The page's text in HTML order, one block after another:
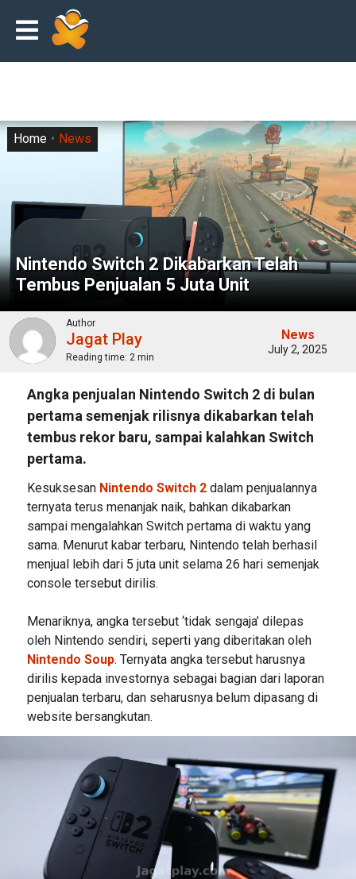
Nintendo Switch 2 Dikabarkan Telah
Tembus Penjualan 5 Juta Unit
Home News
Author
Jagat Play
Reading time: 2 min
News
July 2, 2025
Angka penjualan Nintendo Switch 2 di bulan
pertama semenjak rilisnya dikabarkan telah
tembus rekor baru, sampai kalahkan Switch
pertama.
Kesuksesan Nintendo Switch 2dalam penjualannya
ternyata terus menanjak naik, bahkan dikabarkan
sampai mengalahkan Switch pertama di waktu yang
sama. Menurut kabar terbaru, Nintendo telah berhasil
menjual lebih dari 5 juta unit selama 26 hari semenjak
console tersebut dirilis.
Menariknya, angka tersebut ‘tidak sengaja’ dilepas
oleh Nintendo sendiri, seperti yang diberitakan oleh
Nintendo Soup. Ternyata angka tersebut harusnya
dirilis kepada investornya sebagai bagian dari laporan
penjualan terbaru, dan seharusnya belum dipasang di
website bersangkutan.